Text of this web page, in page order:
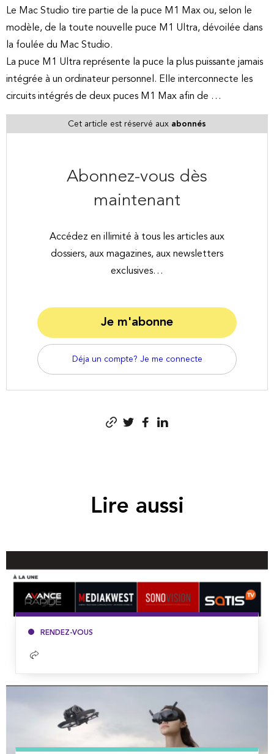
Le Mac Studio tire partie de la puce M1 Max ou, selon le
modèle, de la toute nouvelle puce M1 Ultra, dévoilée dans
la foulée du Mac Studio.
La puce M1 Ultra représente la puce la plus puissante jamais
intégrée à un ordinateur personnel. Elle interconnecte les
circuits intégrés de deux puces M1 Max afin de …
Cet article est réservé aux abonnés
Abonnez-vous dès
maintenant
Accédez en illimité à tous les articles aux
dossiers, aux magazines, aux newsletters
exclusives…
Je m'abonne
Déja un compte? Je me connecte
Lire aussi
RENDEZ-VOUS
Lire